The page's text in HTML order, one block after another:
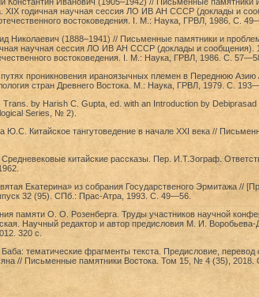
XIX годичная научная сессия ЛО ИВ АН СССР (доклады и
востоковедения. I. М.: Наука, ГРВЛ, 1986. С.
Николаевич (1888–1941) // Письменные памятники и
научная сессия ЛО ИВ АН СССР (доклады и сообщения).
востоковедения. I. М.: Наука, ГРВЛ, 1986. С.
проникновения ираноязычных племен в Переднюю Азию
стран Древнего Востока. М.: Наука, ГРВЛ, 1979. С.
by Harish C. Gupta, ed. with an Introduction by Debiprasad
Series, № 2).
Китайское тангутоведение в начале XXI века //
китайские рассказы. Пер. И.Т.Зограф.
Екатерина» из собрания Государственого Эрмитажа //
32 (95). СПб.: Прас-Атра, 1993. С. 49—56.
памяти О. О. Розенберга. Труды участников научной
Научный редактор и автор предисловия М. И. Воробьева-
320 с.
тематические фрагменты текста. Предисловие, перевод
// Письменные памятники Востока. Том 15, № 4 (35), 2018.